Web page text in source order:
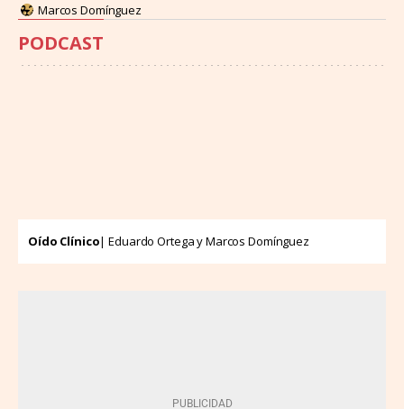
Marcos Domínguez
PODCAST
Oído Clínico| Eduardo Ortega y Marcos Domínguez